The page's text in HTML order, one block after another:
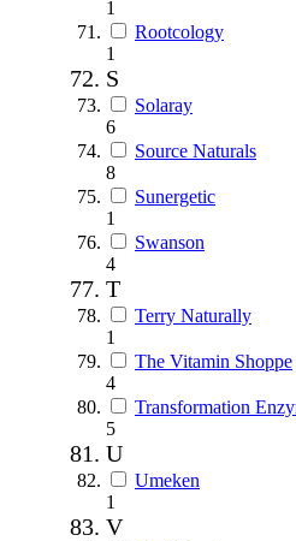
1
Rootcology
1
S
Solaray
6
Source Naturals
8
Sunergetic
1
Swanson
4
T
Terry Naturally
1
The Vitamin Shoppe
4
Transformation
5
U
Umeken
1
V